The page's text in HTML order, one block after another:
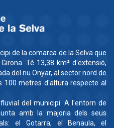
de la comarca de la Selva que
Té 13,38 km² d'extensió,
del riu Onyar, al sector nord de
100 metres d'altura respecte al
del municipi. A l'entorn de
amb la majoria dels seus
el Gotarra, el Benaula, el